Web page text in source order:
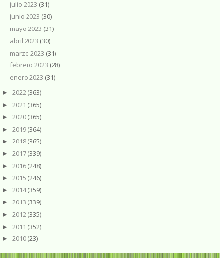
julio 2023 (31)
junio 2023 (30)
mayo 2023 (31)
abril 2023 (30)
marzo 2023 (31)
febrero 2023 (28)
enero 2023 (31)
► 2022 (363)
► 2021 (365)
► 2020 (365)
► 2019 (364)
► 2018 (365)
► 2017 (339)
► 2016 (248)
► 2015 (246)
► 2014(359)
► 2013 (339)
► 2012 (335)
► 2011 (352)
► 2010 (23)